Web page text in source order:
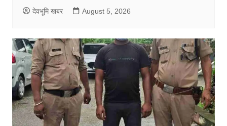
देवभूमि खबर August 5, 2026